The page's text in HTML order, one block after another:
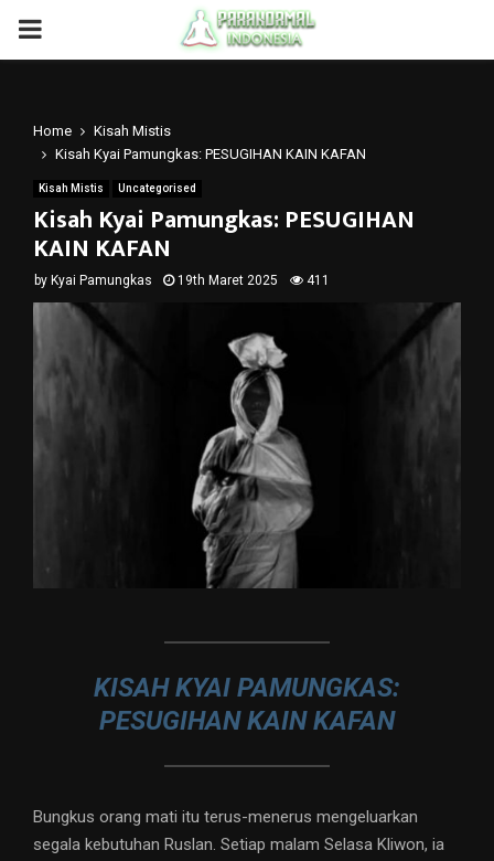
PRIMARY
Home
Kisah Mistis
Kisah Kyai Pamungkas: PESUGIHAN KAIN KAFAN
Kisah Mistis Uncategorised
Kisah Kyai Pamungkas: PESUGIHAN
KAIN KAFAN
by Kyai Pamungkas 19th Maret 2025 411
KISAH KYAI PAMUNGKAS:
PESUGIHAN KAIN KAFAN
Bungkus orang mati itu terus-menerus mengeluarkan
segala kebutuhan Ruslan. Setiap malam Selasa Kliwon, ia